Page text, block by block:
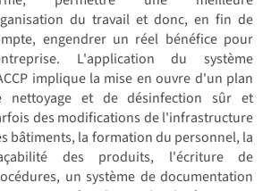
du travail et donc, en fin de
engendrer un réel bénéfice pour
L'application du système
implique la mise en ouvre d'un plan
nettoyage et de désinfection sûr et
des modifications de l'infrastructure
bâtiments, la formation du personnel, la
des produits, l'écriture de
un système de documentation